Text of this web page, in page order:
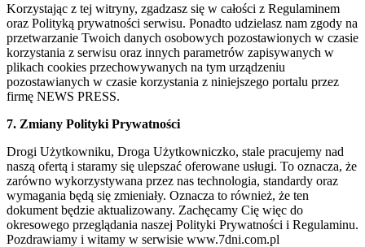
Korzystając z tej witryny, zgadzasz się w całości z Regulaminem
oraz Polityką prywatności serwisu. Ponadto udzielasz nam zgody na
przetwarzanie Twoich danych osobowych pozostawionych w czasie
korzystania z serwisu oraz innych parametrów zapisywanych w
plikach cookies przechowywanych na tym urządzeniu
pozostawianych w czasie korzystania z niniejszego portalu przez
firmę NEWS PRESS.
7. Zmiany Polityki Prywatności
Drogi Użytkowniku, Droga Użytkowniczko, stale pracujemy nad
naszą ofertą i staramy się ulepszać oferowane usługi. To oznacza, że
zarówno wykorzystywana przez nas technologia, standardy oraz
wymagania będą się zmieniały. Oznacza to również, że ten
dokument będzie aktualizowany. Zachęcamy Cię więc do
okresowego przeglądania naszej Polityki Prywatności i Regulaminu.
Pozdrawiamy i witamy w serwisie www.7dni.com.pl